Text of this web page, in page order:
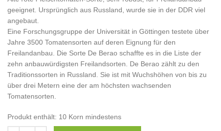
geeignet. Ursprünglich aus Russland, wurde sie in der DDR viel
angebaut.
Eine Forschungsgruppe der Universität in Göttingen testete über
Jahre 3500 Tomatensorten auf deren Eignung für den
Freilandanbau. Die Sorte De Berao schaffte es in die Liste der
zehn anbauwürdigsten Freilandsorten. De Berao zählt zu den
Traditionssorten in Russland. Sie ist mit Wuchshöhen von bis zu
über drei Metern eine der am höchsten wachsenden
Tomatensorten.
Produkt enthält: 10 Korn mindestens